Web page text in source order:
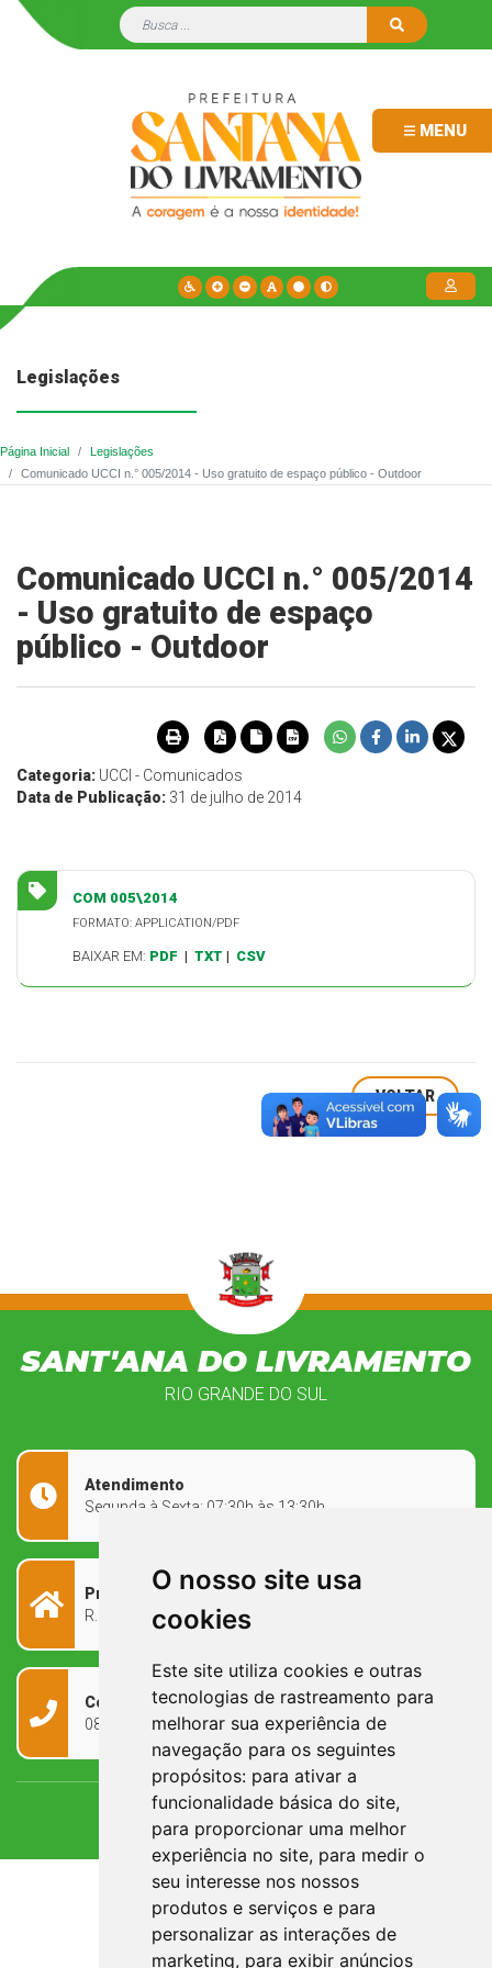
O nosso site usa
cookies
Este site utiliza cookies e outras
tecnologias de rastreamento para
melhorar sua experiência de
navegação para os seguintes
propósitos: para ativar a
funcionalidade básica do site,
para proporcionar uma melhor
experiência no site, para medir o
seu interesse nos nossos
produtos e serviços e para
personalizar as interações de
marketing, para exibir anúncios
MENU
Legislações
Página Inicial
Legislações
Comunicado UCCI n.° 005/2014 - Uso gratuito de espaço público - Outdoor
Comunicado UCCI n.° 005/2014
- Uso gratuito de espaço
público - Outdoor
Categoria: UCCI - Comunicados
Data de Publicação: 31 de julho de 2014
COM 005\2014
FORMATO: APPLICATION/PDF
BAIXAR EM: PDF | TXT | CSV
VOLTAR
SANT'ANA DO LIVRAMENTO
RIO GRANDE DO SUL
Atendimento
Segunda à Sexta: 07:30h às 13:30h
Prefeitura Municipal
R. Rivadávia Corrêa, 858 - Centro - RS, 97573-010
Contato
0800 090 2050